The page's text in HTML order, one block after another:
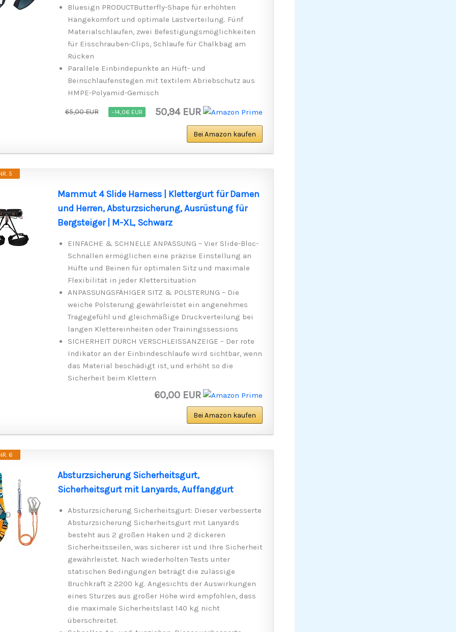
Bluesign PRODUCTButterfly-Shape für erhöhten
Hängekomfort und optimale Lastverteilung. Fünf
Materialschlaufen, zwei Befestigungsmöglichkeiten
für Eisschrauben-Clips, Schlaufe für Chalkbag am
Rücken
Parallele Einbindepunkte an Hüft- und
Beinschlaufenstegen mit textilem Abriebschutz aus
HMPE-Polyamid-Gemisch
65,00 EUR −14,06 EUR 50,94 EUR
Bei Amazon kaufen
5
Mammut 4 Slide Harness | Klettergurt für Damen
und Herren, Absturzsicherung, Ausrüstung für
Bergsteiger | M-XL, Schwarz
EINFACHE & SCHNELLE ANPASSUNG – Vier Slide-Bloc-
Schnallen ermöglichen eine präzise Einstellung an
Hüfte und Beinen für optimalen Sitz und maximale
Flexibilität in jeder Klettersituation
ANPASSUNGSFÄHIGER SITZ & POLSTERUNG – Die
weiche Polsterung gewährleistet ein angenehmes
Tragegefühl und gleichmäßige Druckverteilung bei
langen Klettereinheiten oder Trainingssessions
SICHERHEIT DURCH VERSCHLEISSANZEIGE – Der rote
Indikator an der Einbindeschlaufe wird sichtbar, wenn
das Material beschädigt ist, und erhöht so die
Sicherheit beim Klettern
60,00 EUR
Bei Amazon kaufen
6
Absturzsicherung Sicherheitsgurt,
Sicherheitsgurt mit Lanyards, Auffanggurt
Absturzsicherung Sicherheitsgurt: Dieser verbesserte
Absturzsicherung Sicherheitsgurt mit Lanyards
besteht aus 2 großen Haken und 2 dickeren
Sicherheitsseilen, was sicherer ist und Ihre Sicherheit
gewährleistet. Nach wiederholten Tests unter
statischen Bedingungen beträgt die zulässige
Bruchkraft ≥ 2200 kg. Angesichts der Auswirkungen
eines Sturzes aus großer Höhe wird empfohlen, dass
die maximale Sicherheitslast 140 kg nicht
überschreitet.